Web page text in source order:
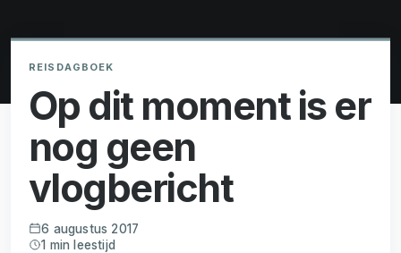
Op dit moment is er
nog geen
vlogbericht
REISDAGBOEK
6 augustus 2017
1 min leestijd